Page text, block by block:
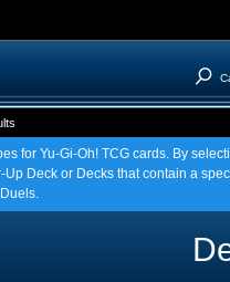
for Yu-Gi-Oh! TCG cards. By
Up Deck or Decks that contain a